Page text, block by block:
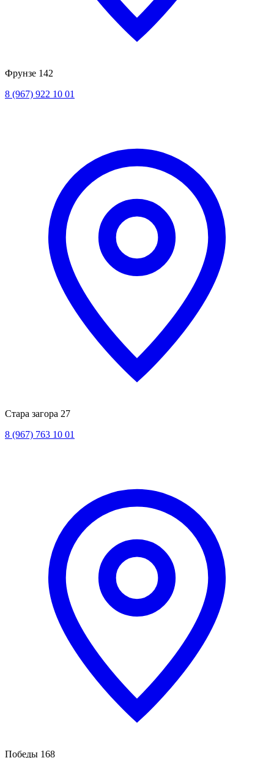
Фрунзе 142
8 (967) 922 10 01
Стара загора 27
8 (967) 763 10 01
Победы 168